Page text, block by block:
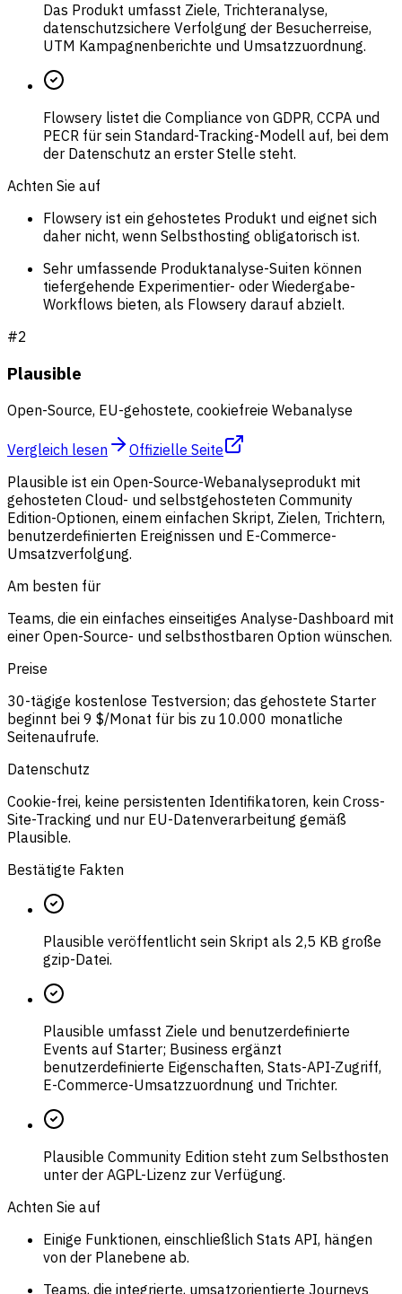
Das Produkt umfasst Ziele, Trichteranalyse,
datenschutzsichere Verfolgung der Besucherreise,
UTM Kampagnenberichte und Umsatzzuordnung.
Flowsery listet die Compliance von GDPR, CCPA und
PECR für sein Standard-Tracking-Modell auf, bei dem
der Datenschutz an erster Stelle steht.
Achten Sie auf
Flowsery ist ein gehostetes Produkt und eignet sich
daher nicht, wenn Selbsthosting obligatorisch ist.
Sehr umfassende Produktanalyse-Suiten können
tiefergehende Experimentier- oder Wiedergabe-
Workflows bieten, als Flowsery darauf abzielt.
#2
Plausible
Open-Source, EU-gehostete, cookiefreie Webanalyse
Vergleich lesen
Offizielle Seite
Plausible ist ein Open-Source-Webanalyseprodukt mit
gehosteten Cloud- und selbstgehosteten Community
Edition-Optionen, einem einfachen Skript, Zielen, Trichtern,
benutzerdefinierten Ereignissen und E-Commerce-
Umsatzverfolgung.
Am besten für
Teams, die ein einfaches einseitiges Analyse-Dashboard mit
einer Open-Source- und selbsthostbaren Option wünschen.
Preise
30-tägige kostenlose Testversion; das gehostete Starter
beginnt bei 9 $/Monat für bis zu 10.000 monatliche
Seitenaufrufe.
Datenschutz
Cookie-frei, keine persistenten Identifikatoren, kein Cross-
Site-Tracking und nur EU-Datenverarbeitung gemäß
Plausible.
Bestätigte Fakten
Plausible veröffentlicht sein Skript als 2,5 KB große
gzip-Datei.
Plausible umfasst Ziele und benutzerdefinierte
Events auf Starter; Business ergänzt
benutzerdefinierte Eigenschaften, Stats-API-Zugriff,
E-Commerce-Umsatzzuordnung und Trichter.
Plausible Community Edition steht zum Selbsthosten
unter der AGPL-Lizenz zur Verfügung.
Achten Sie auf
Einige Funktionen, einschließlich Stats API, hängen
von der Planebene ab.
Teams, die integrierte, umsatzorientierte Journeys